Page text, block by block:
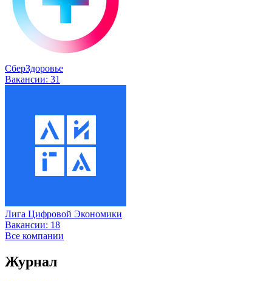
СберЗдоровье
Вакансии: 31
Лига Цифровой Экономики
Вакансии: 18
Все компании
Журнал